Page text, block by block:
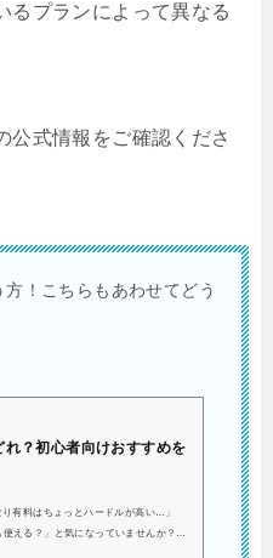
るプランによって異なる
公式情報をご確認くださ
！こちらもあわせてどう
？初心者向けおすすめを
有料はちょっとハードルが高い…」
える？」と気になっていませんか？有